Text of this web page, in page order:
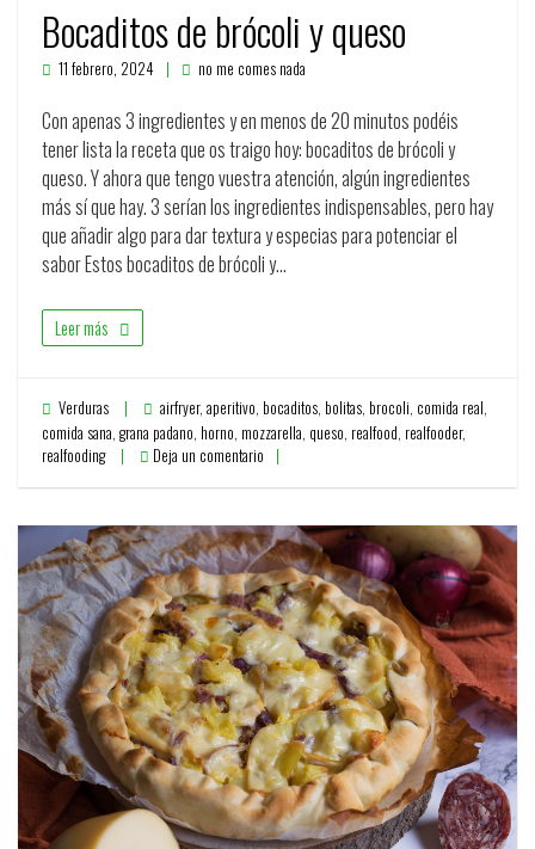
Bocaditos de brócoli y queso
11 febrero, 2024 no me comes nada
Con apenas 3 ingredientes y en menos de 20 minutos podéis
tener lista la receta que os traigo hoy: bocaditos de brócoli y
queso. Y ahora que tengo vuestra atención, algún ingredientes
más sí que hay. 3 serían los ingredientes indispensables, pero hay
que añadir algo para dar textura y especias para potenciar el
sabor Estos bocaditos de brócoli y…
Leer más
Verduras airfryer, aperitivo, bocaditos, bolitas, brocoli, comida real,
comida sana, grana padano, horno, mozzarella, queso, realfood, realfooder,
realfooding
Deja un comentario